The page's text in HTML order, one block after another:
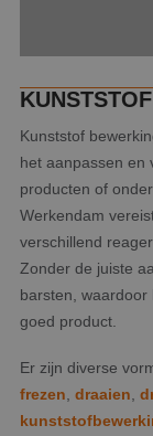
Kunststof
het aanpassen en
producten of
Werkendam
verschillend
Zonder de juiste
barsten, waardoor
goed product.
Er zijn diverse
frezen draaien